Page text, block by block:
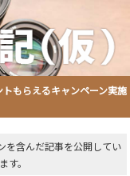
もらえるキャンペーン実施
を含んだ記事を公開してい
す。